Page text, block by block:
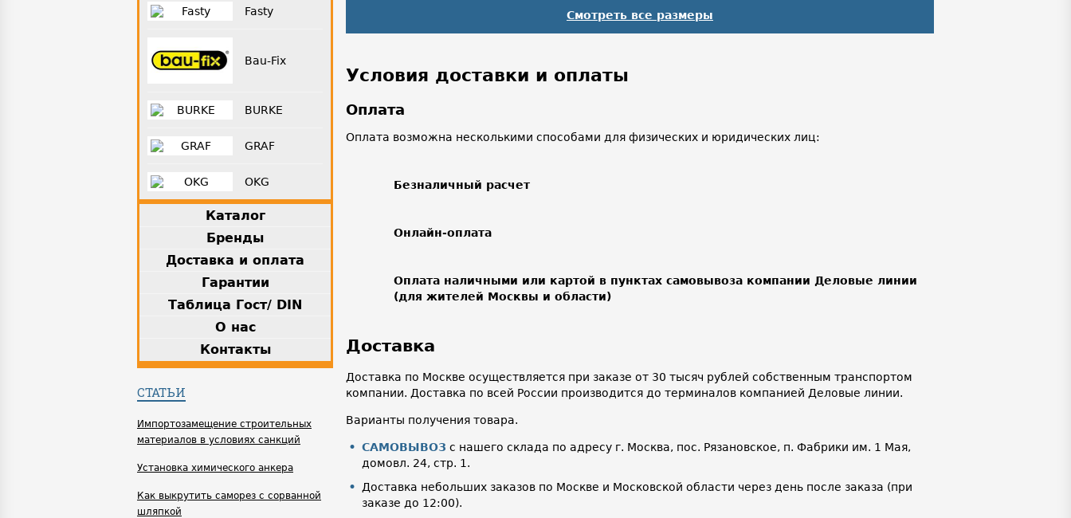
Fasty
Bau-Fix
BURKE
GRAF
OKG
Каталог
Бренды
Доставка и оплата
Гарантии
Таблица Гост/ DIN
О нас
Контакты
СТАТЬИ
Импортозамещение строительных
материалов в условиях санкций
Установка химического анкера
Как выкрутить саморез с сорванной
шляпкой
Смотреть все размеры
Условия доставки и оплаты
Оплата
Оплата возможна несколькими способами для физических и юридических лиц:
Безналичный расчет
Онлайн-оплата
Оплата наличными или картой в пунктах самовывоза компании Деловые линии
(для жителей Москвы и области)
Доставка
Доставка по Москве осуществляется при заказе от 30 тысяч рублей собственным транспортом
компании. Доставка по всей России производится до терминалов компанией Деловые линии.
Варианты получения товара.
САМОВЫВОЗ с нашего склада по адресу г. Москва, пос. Рязановское, п. Фабрики им. 1 Мая,
домовл. 24, стр. 1.
Доставка небольших заказов по Москве и Московской области через день после заказа (при
заказе до 12:00).